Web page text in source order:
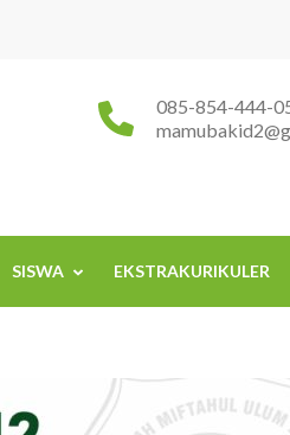
085-854-444-
SISWA EKSTRAKURIKULER